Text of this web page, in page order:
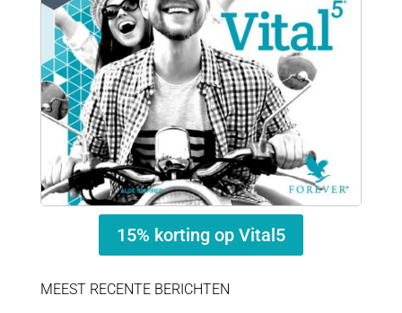
15% korting op Vital5
MEEST RECENTE BERICHTEN